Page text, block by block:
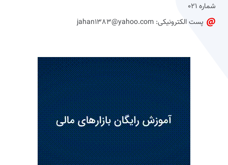
شماره 021
پست الکترونیکی: jahan1383@yahoo.com